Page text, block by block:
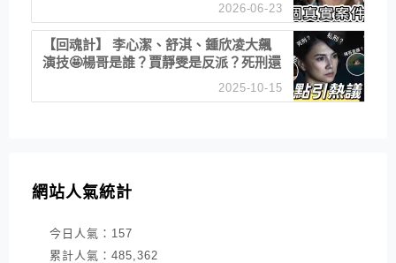
2026-06-23
【回魂計】 李心潔、舒淇、鍾欣凌大飆
演技🤩楊哥是誰？賈靜雯是反派？死刑還
2025-10-15
網站人氣統計
今日人氣： 157
累計人氣： 485,362